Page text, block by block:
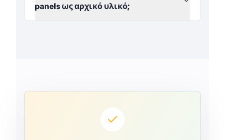
panels ως αρχικό υλικό;